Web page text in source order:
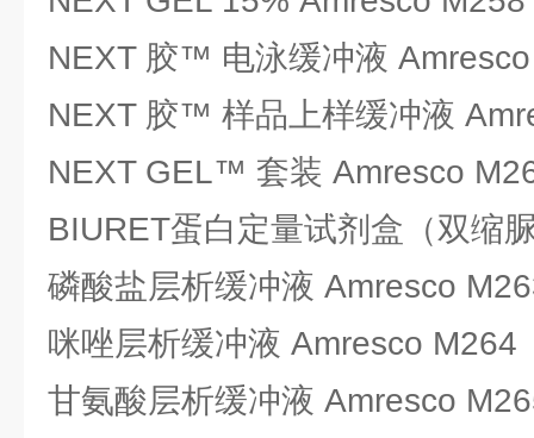
NEXT 胶™ 电泳缓冲液
NEXT 胶™ 样品上样缓冲液
NEXT GEL™ 套装 Amresco
BIURET蛋白定量试剂盒（双缩
磷酸盐层析缓冲液 Amresco
咪唑层析缓冲液 Amresco M264
甘氨酸层析缓冲液 Amresco